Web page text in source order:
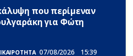
που περίμεναν
για Φώτη
07/08/2026 15:39